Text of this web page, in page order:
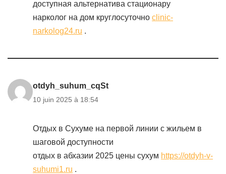
доступная альтернатива стационару
нарколог на дом круглосуточно clinic-
narkolog24.ru .
otdyh_suhum_cqSt
10 juin 2025 à 18:54
Отдых в Сухуме на первой линии с жильем в
шаговой доступности
отдых в абхазии 2025 цены сухум https://otdyh-v-
suhumi1.ru .